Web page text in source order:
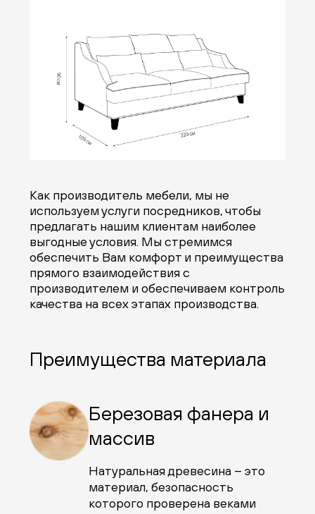
Как производитель мебели, мы не
используем услуги посредников, чтобы
предлагать нашим клиентам наиболее
выгодные условия. Мы стремимся
обеспечить Вам комфорт и преимущества
прямого взаимодействия с
производителем и обеспечиваем контроль
качества на всех этапах производства.
Преимущества материала
Березовая фанера и
массив
Натуральная древесина – это
материал, безопасность
которого проверена веками